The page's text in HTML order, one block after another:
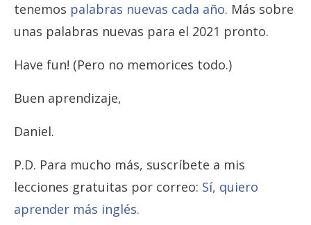
tenemos palabras nuevas cada año. Más sobre
unas palabras nuevas para el 2021 pronto.
Have fun! (Pero no memorices todo.)
Buen aprendizaje,
Daniel.
P.D. Para mucho más, suscríbete a mis
lecciones gratuitas por correo: Sí, quiero
aprender más inglés.